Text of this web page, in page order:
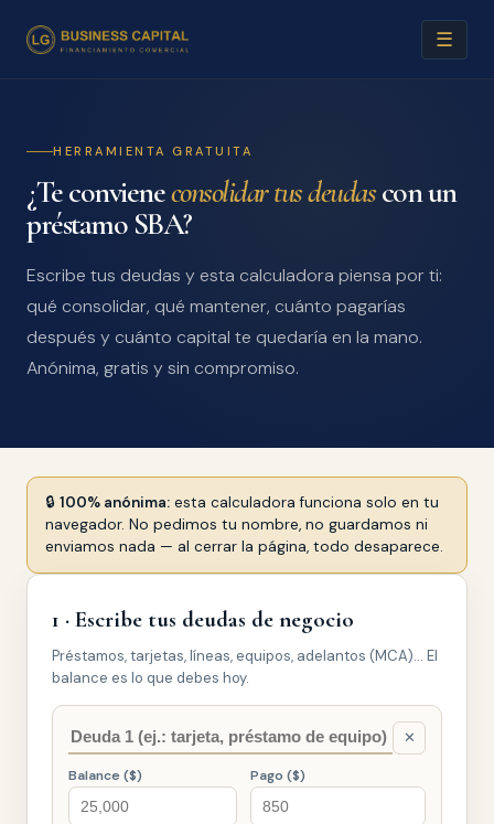
☰
HERRAMIENTA GRATUITA
¿Te convieneconsolidar tus deudascon un
préstamo SBA?
Escribe tus deudas y esta calculadora piensa por ti:
qué consolidar, qué mantener, cuánto pagarías
después y cuánto capital te quedaría en la mano.
Anónima, gratis y sin compromiso.
🔒 100% anónima: esta calculadora funciona solo en tu
navegador. No pedimos tu nombre, no guardamos ni
enviamos nada — al cerrar la página, todo desaparece.
1 · Escribe tus deudas de negocio
Préstamos, tarjetas, líneas, equipos, adelantos (MCA)… El
balance es lo que debes hoy.
✕
Balance ($) Pago ($)